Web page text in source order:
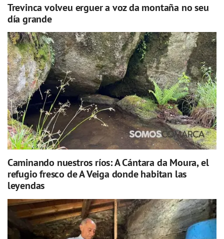
Trevinca volveu erguer a voz da montaña no seu
día grande
Caminando nuestros ríos: A Cántara da Moura, el
refugio fresco de A Veiga donde habitan las
leyendas